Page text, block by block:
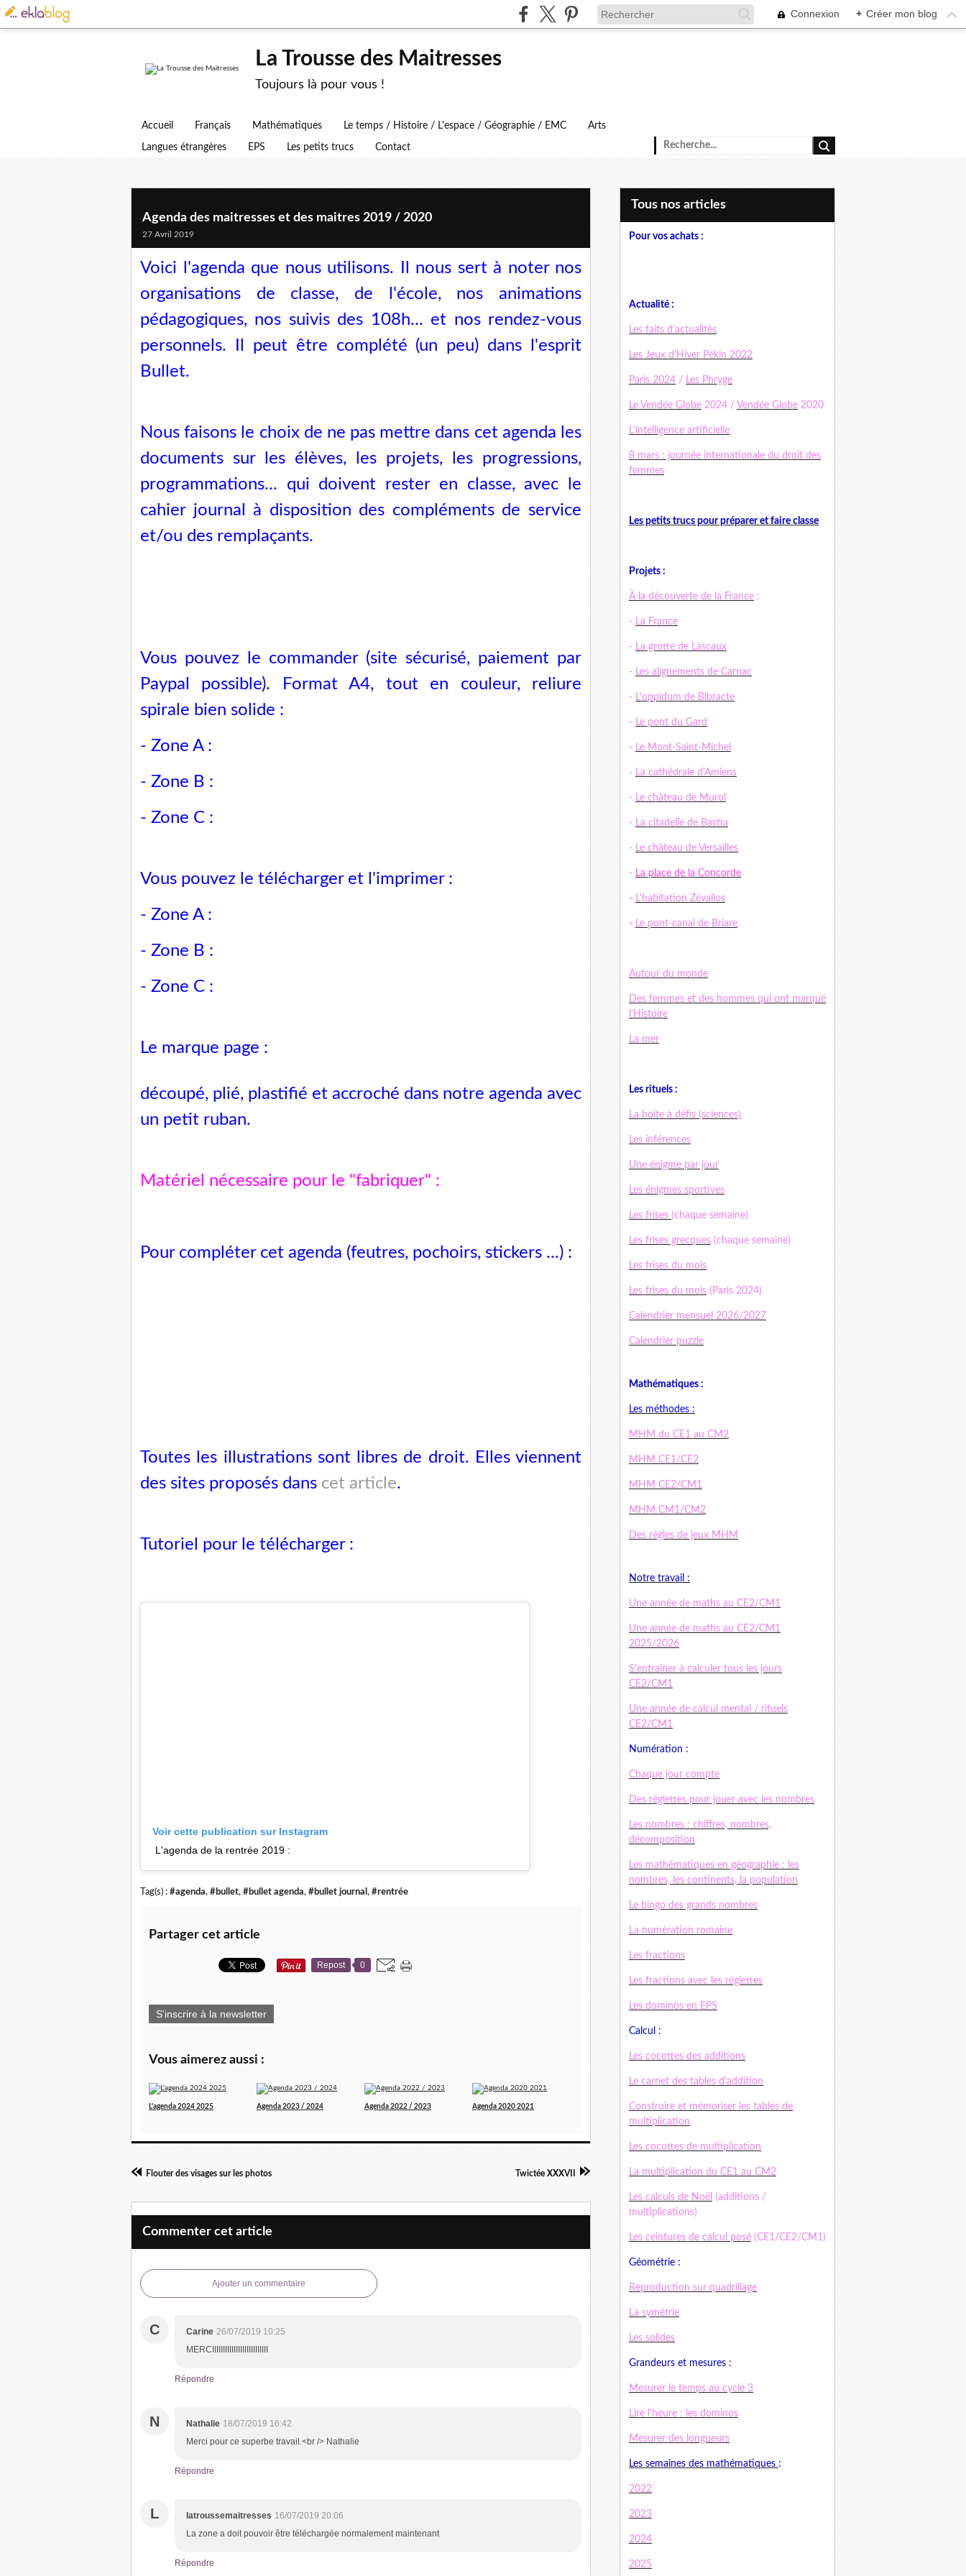
Connexion + Créer mon blog
La Trousse des Maitresses
Toujours là pour vous !
Accueil Français Mathématiques Le temps / Histoire / L'espace / Géographie / EMC Arts
Langues étrangères EPS Les petits trucs Contact
Agenda des maitresses et des maitres 2019 / 2020
27 Avril 2019
Voici l'agenda que nous utilisons. Il nous sert à noter nos
organisations de classe, de l'école, nos animations
pédagogiques, nos suivis des 108h... et nos rendez-vous
personnels. Il peut être complété (un peu) dans l'esprit
Bullet.
Nous faisons le choix de ne pas mettre dans cet agenda les
documents sur les élèves, les projets, les progressions,
programmations... qui doivent rester en classe, avec le
cahier journal à disposition des compléments de service
et/ou des remplaçants.
Vous pouvez le commander (site sécurisé, paiement par
Paypal possible). Format A4, tout en couleur, reliure
spirale bien solide :
- Zone A :
- Zone B :
- Zone C :
Vous pouvez le télécharger et l'imprimer :
- Zone A :
- Zone B :
- Zone C :
Le marque page :
découpé, plié, plastifié et accroché dans notre agenda avec
un petit ruban.
Matériel nécessaire pour le "fabriquer" :
Pour compléter cet agenda (feutres, pochoirs, stickers ...) :
Toutes les illustrations sont libres de droit. Elles viennent
des sites proposés dans cet articl e.
Tutoriel pour le télécharger :
Voir cette publication sur Instagram
L'agenda de la rentrée 2019 :
Tag(s) : #agenda, #bullet, #bullet agenda, #bullet journal , #rentrée
Partager cet article
Repost 0
S'inscrire à la newsletter
Vous aimerez aussi :
L'agenda 2024 2025 Agenda 2023 / 2024 Agenda 2022 / 2023 Agenda 2020 2021
Flouter des visages sur les photos Twictée XXXVII
Commenter cet article
Ajouter un commentaire
C Carine 26/07/2019 10:25
MERCIIIIIIIIIIIIIIIIIIIIIIIIII
Répondre
N Nathalie 18/07/2019 16:42
Merci pour ce superbe travail.<br /> Nathalie
Répondre
L latroussemaitresses 16/07/2019 20:06
La zone a doit pouvoir être téléchargée normalement maintenant
Répondre
Tous nos articles
Pour vos achats :
Actualité :
Les faits d'actualités
Les Jeux d'Hiver Pékin 2022
Paris 2024 / Les Phryge
Le Vendée Globe 2024 / Vendée Globe 2020
L'intelligence artificielle
8 mars : journée internationale du droit des
femmes
Les petits trucs pour préparer et faire classe
Projets :
À la découverte de la France :
- La France
- La grotte de Lascaux
- Les alignements de Carnac
- L'oppidum de Bibracte
- Le pont du Gard
- Le Mont-Saint-Michel
- La cathédrale d'Amiens
- Le château de Murol
- La citadelle de Bastia
- Le château de Versailles
- La place de la Concorde
- L'habitation Zévallos
- Le pont-canal de Briare
Autour du monde
Des femmes et des hommes qui ont marqué
l'Histoire
La mer
Les rituels :
La boite à défis (sciences)
Les inférences
Une énigme par jour
Les énigmes sportives
Les frises (chaque semaine)
Les frises grecques (chaque semaine)
Les frises du mois
Les frises du mois (Paris 2024)
Calendrier mensuel 2026/2027
Calendrier puzzle
Mathématiques :
Les méthodes :
MHM du CE1 au CM2
MHM CE1/CE2
MHM CE2/CM1
MHM CM1/CM2
Des règles de jeux MHM
Notre travail :
Une année de maths au CE2/CM1
Une année de maths au CE2/CM1
2025/2026
S'entrainer à calculer tous les jours
CE2/CM1
Une année de calcul mental / rituels
CE2/CM1
Numération :
Chaque jour compte
Des réglettes pour jouer avec les nombres
Les nombres : chiffres, nombres,
décomposition
Les mathématiques en géographie : les
nombres, les continents, la population
Le bingo des grands nombres
La numération romaine
Les fractions
Les fractions avec les réglettes
Les dominos en EPS
Calcul :
Les cocottes des additions
Le carnet des tables d'addition
Construire et mémoriser les tables de
multiplication
Les cocottes de multiplication
La multiplication du CE1 au CM2
Les calculs de Noël (additions /
multiplications)
Les ceintures de calcul posé (CE1/CE2/CM1)
Géométrie :
Reproduction sur quadrillage
La symétrie
Les solides
Grandeurs et mesures :
Mesurer le temps au cycle 3
Lire l'heure : les dominos
Mesurer des longueurs
Les semaines des mathématiques :
2022
2023
2024
2025